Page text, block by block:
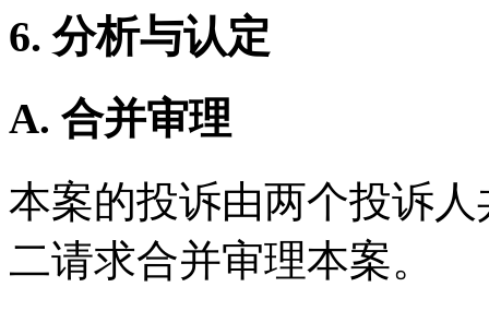
6. 分析与认定
A. 合并审理
本案的投诉由两个投诉
二请求合并审理本案。